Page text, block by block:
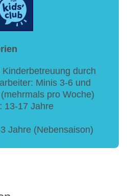
durch
Minis 3-6 und
pro Woche)
13-17 Jahre
Jahre (Nebensaison)